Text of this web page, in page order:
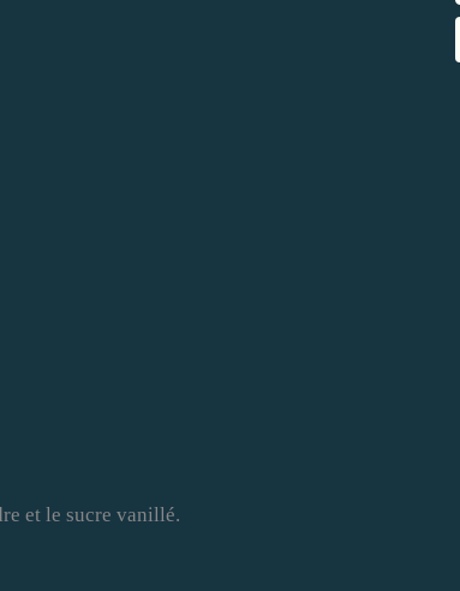
et le sucre vanillé.